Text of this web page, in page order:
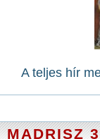
A teljes hír
MADRISZ